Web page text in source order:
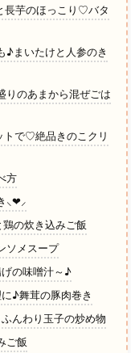
長芋のほっこり♡バタ
♪まいたけと人参のき
りのあまから混ぜごは
トで♡絶品きのこクリ
方
⸜❤︎⸝‍
の炊き込みご飯
ソメスープ
の味噌汁～♪
♪舞茸の豚肉巻き
んわり玉子の炒め物
ご飯